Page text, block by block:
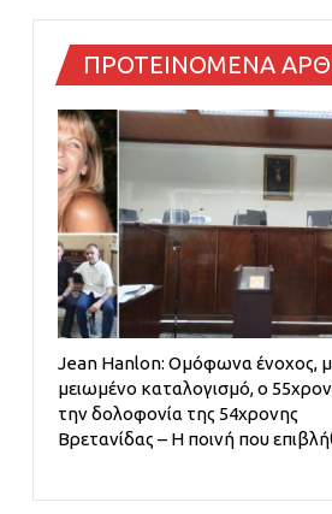
ΠΡΟΤΕΙΝΟΜΕΝΑ
Jean Hanlon: Ομόφωνα ένοχος,
μειωμένο καταλογισμό, ο
την δολοφονία της 54χρονης
Βρετανίδας – Η ποινή που